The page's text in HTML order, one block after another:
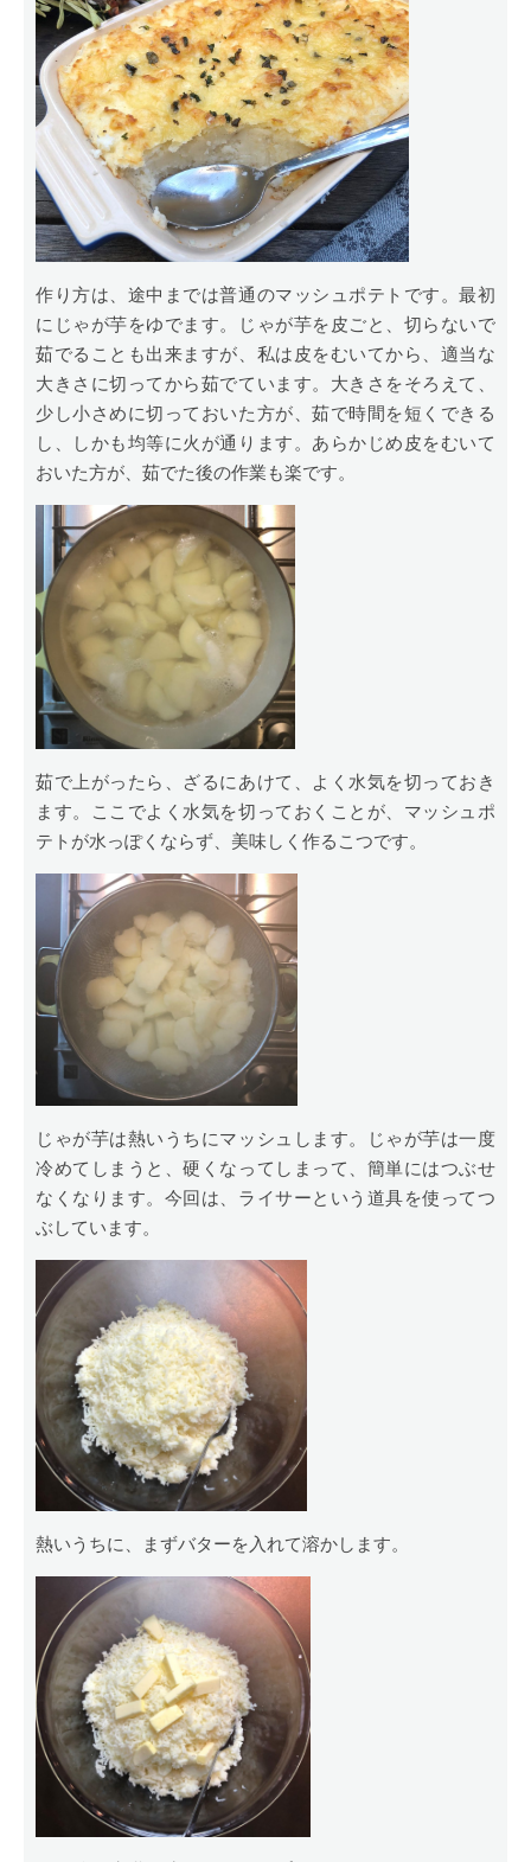
作り方は、途中までは普通のマッシュポテトです。最初
にじゃが芋をゆでます。じゃが芋を皮ごと、切らないで
茹でることも出来ますが、私は皮をむいてから、適当な
大きさに切ってから茹でています。大きさをそろえて、
少し小さめに切っておいた方が、茹で時間を短くできる
し、しかも均等に火が通ります。あらかじめ皮をむいて
おいた方が、茹でた後の作業も楽です。
茹で上がったら、ざるにあけて、よく水気を切っておき
ます。ここでよく水気を切っておくことが、マッシュポ
テトが水っぽくならず、美味しく作るこつです。
じゃが芋は熱いうちにマッシュします。じゃが芋は一度
冷めてしまうと、硬くなってしまって、簡単にはつぶせ
なくなります。今回は、ライサーという道具を使ってつ
ぶしています。
熱いうちに、まずバターを入れて溶かします。